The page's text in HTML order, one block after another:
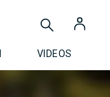
VIDEOS